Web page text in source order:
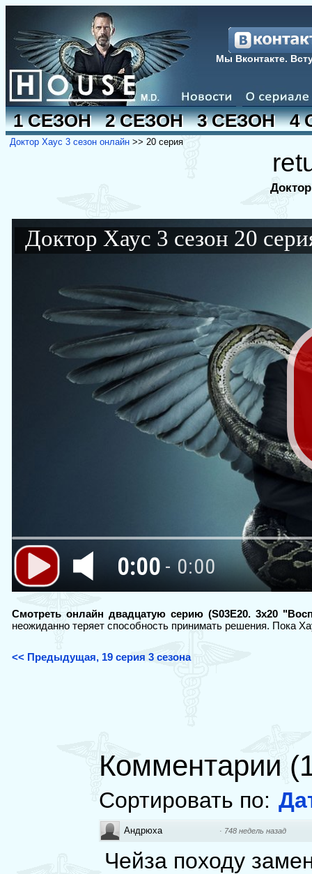
Мы Вконтакте.
1 СЕЗОН 2 СЕЗОН 3 СЕЗОН 4
Доктор Хаус 3 сезон онлайн >> 20 серия
0:00 - 0:00
Доктор Хаус 3 сезон 20
Смотреть онлайн двадцатую серию (S03E20. 3x20
неожиданно теряет способность принимать решения. Пока
<< Предыдущая, 19 серия 3 сезона
Комментарии (
Сортировать по:
Андрюха · 748 недель назад
Чейза походу